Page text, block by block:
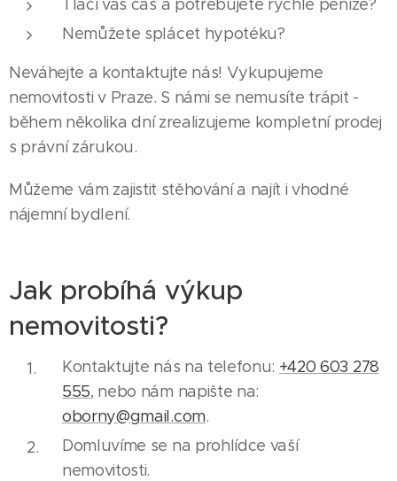
Tlačí vás čas a potřebujete rychle peníze?
Nemůžete splácet hypotéku?
Neváhejte a kontaktujte nás! Vykupujeme
nemovitosti v Praze. S námi se nemusíte trápit -
během několika dní zrealizujeme kompletní prodej
s právní zárukou.
Můžeme vám zajistit stěhování a najít i vhodné
nájemní bydlení.
Jak probíhá výkup
nemovitosti?
Kontaktujte nás na telefonu: +420 603 278
555, nebo nám napište na:
oborny@gmail.com.
Domluvíme se na prohlídce vaší
nemovitosti.